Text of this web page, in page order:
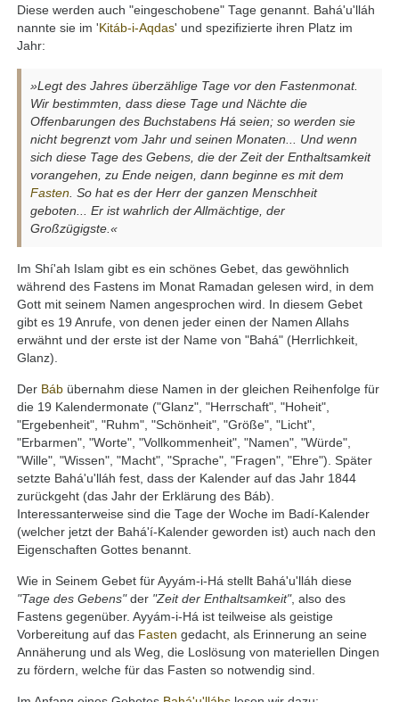
Diese werden auch "eingeschobene" Tage genannt. Bahá'u'lláh
nannte sie im 'Kitáb-i-Aqdas' und spezifizierte ihren Platz im
Jahr:
»Legt des Jahres überzählige Tage vor den Fastenmonat.
Wir bestimmten, dass diese Tage und Nächte die
Offenbarungen des Buchstabens Há seien; so werden sie
nicht begrenzt vom Jahr und seinen Monaten... Und wenn
sich diese Tage des Gebens, die der Zeit der Enthaltsamkeit
vorangehen, zu Ende neigen, dann beginne es mit dem
Fasten . So hat es der Herr der ganzen Menschheit
geboten... Er ist wahrlich der Allmächtige, der
Großzügigste.«
Im Shí'ah Islam gibt es ein schönes Gebet, das gewöhnlich
während des Fastens im Monat Ramadan gelesen wird, in dem
Gott mit seinem Namen angesprochen wird. In diesem Gebet
gibt es 19 Anrufe, von denen jeder einen der Namen Allahs
erwähnt und der erste ist der Name von "Bahá" (Herrlichkeit,
Glanz).
Der Báb übernahm diese Namen in der gleichen Reihenfolge für
die 19 Kalendermonate ("Glanz", "Herrschaft", "Hoheit",
"Ergebenheit", "Ruhm", "Schönheit", "Größe", "Licht",
"Erbarmen", "Worte", "Vollkommenheit", "Namen", "Würde",
"Wille", "Wissen", "Macht", "Sprache", "Fragen", "Ehre"). Später
setzte Bahá'u'lláh fest, dass der Kalender auf das Jahr 1844
zurückgeht (das Jahr der Erklärung des Báb).
Interessanterweise sind die Tage der Woche im Badí-Kalender
(welcher jetzt der Bahá'í-Kalender geworden ist) auch nach den
Eigenschaften Gottes benannt.
Wie in Seinem Gebet für Ayyám-i-Há stellt Bahá'u'lláh diese
"Tage des Gebens"der "Zeit der Enthaltsamkeit", also des
Fastens gegenüber. Ayyám-i-Há ist teilweise als geistige
Vorbereitung auf das Fasten gedacht, als Erinnerung an seine
Annäherung und als Weg, die Loslösung von materiellen Dingen
zu fördern, welche für das Fasten so notwendig sind.